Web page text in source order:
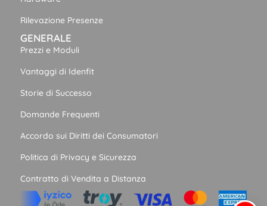
Rilevazione Presenze
GENERALE
Prezzi e Moduli
Vantaggi di Idenfit
Storie di Successo
Domande Frequenti
Accordo sui Diritti dei Consumatori
Politica di Privacy e Sicurezza
Contratto di Vendita a Distanza